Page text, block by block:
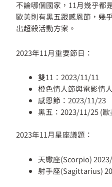
不論哪個國家，11月幾乎都
歐美則有黑五跟感恩節，幾
出超殺活動方案。
2023年11月重要節日：
雙11：2023/11/11
橙色情人節與電影情
感恩節：2023/11/23
黑五：2023/11/25 (
2023年11月星座議題：
天蠍座(Scorpio)
射手座(Sagittarius)